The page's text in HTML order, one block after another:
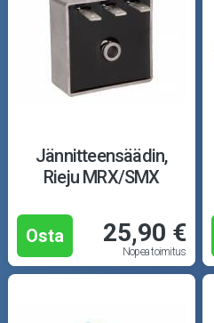
Jännitteensäädin,
Rieju MRX/SMX
Osta 25,90 €
Nopea toimitus